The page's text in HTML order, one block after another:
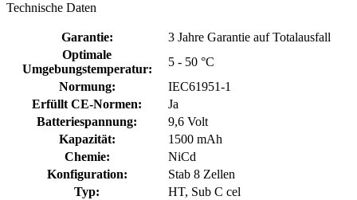
Technische Daten
Garantie:
3 Jahre Garantie auf Totalausfall
Optimale
Umgebungstemperatur:
5 - 50 °C
Normung:
IEC61951-1
Erfüllt CE-Normen:
Ja
Batteriespannung:
9,6 Volt
Kapazität:
1500 mAh
Chemie:
NiCd
Konfiguration:
Stab 8 Zellen
Typ:
HT, Sub C cel